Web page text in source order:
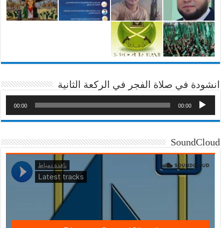
انشودة في صلاة الفجر في الركعة الثانية
00:00
00:00
SoundCloud